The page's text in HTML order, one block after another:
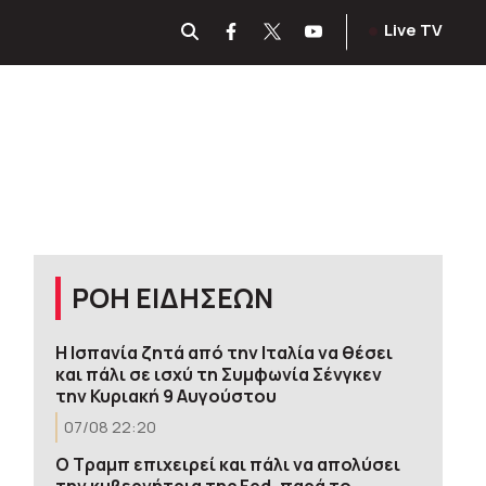
Live TV
ΡΟΗ ΕΙΔΗΣΕΩΝ
H Ισπανία ζητά από την Ιταλία να θέσει
και πάλι σε ισχύ τη Συμφωνία Σένγκεν
την Κυριακή 9 Αυγούστου
07/08 22:20
Ο Τραμπ επιχειρεί και πάλι να απολύσει